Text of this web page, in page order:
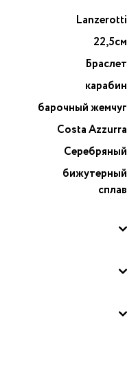
Lanzerotti
22,5см
Браслет
карабин
барочный жемчуг
Costa Azzurra
Серебряный
бижутерный
сплав
способное
модель выполнена